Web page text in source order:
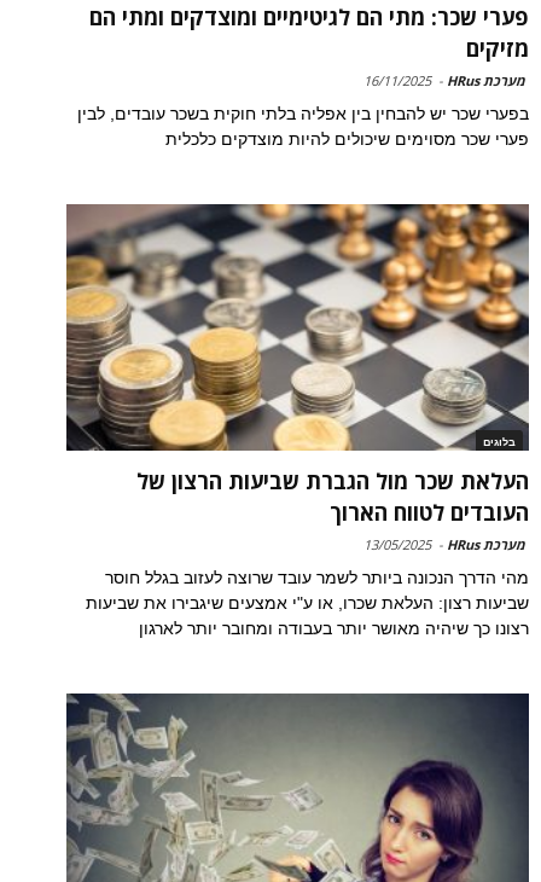
פערי שכר: מתי הם לגיטימיים ומוצדקים ומתי הם
מזיקים
מערכת HRus -
16/11/2025
בפערי שכר יש להבחין בין אפליה בלתי חוקית בשכר עובדים, לבין
פערי שכר מסוימים שיכולים להיות מוצדקים כלכלית
בלוגים
העלאת שכר מול הגברת שביעות הרצון של
העובדים לטווח הארוך
מערכת HRus -
13/05/2025
מהי הדרך הנכונה ביותר לשמר עובד שרוצה לעזוב בגלל חוסר
שביעות רצון: העלאת שכרו, או ע"י אמצעים שיגבירו את שביעות
רצונו כך שיהיה מאושר יותר בעבודה ומחובר יותר לארגון